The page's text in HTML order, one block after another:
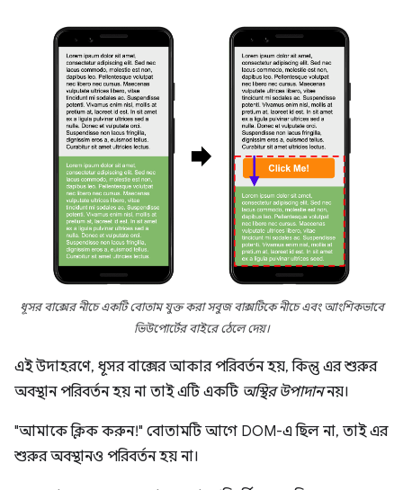
ধূসর বাক্সের নীচে একটি বোতাম যুক্ত করা সবুজ বাক্সটিকে নীচে এবং আংশিকভাবে
ভিউপোর্টের বাইরে ঠেলে দেয়।
এই উদাহরণে, ধূসর বাক্সের আকার পরিবর্তন হয়, কিন্তু এর শুরুর
অবস্থান পরিবর্তন হয় না তাই এটি একটি অস্থির উপাদাননয়।
"আমাকে ক্লিক করুন!" বোতামটি আগে DOM-এ ছিল না, তাই এর
শুরুর অবস্থানও পরিবর্তন হয় না।